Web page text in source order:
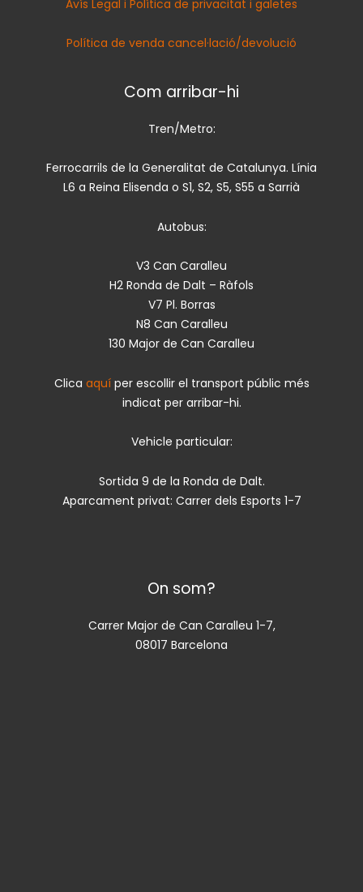
Avís Legal i Política de privacitat i galetes
Política de venda cancel·lació/devolució
Com arribar-hi
Tren/Metro:
Ferrocarrils de la Generalitat de Catalunya. Línia
L6 a Reina Elisenda o S1, S2, S5, S55 a Sarrià
Autobus:
V3 Can Caralleu
H2 Ronda de Dalt – Ràfols
V7 Pl. Borras
N8 Can Caralleu
130 Major de Can Caralleu
Clica aquí per escollir el transport públic més
indicat per arribar-hi.
Vehicle particular:
Sortida 9 de la Ronda de Dalt.
Aparcament privat: Carrer dels Esports 1-7
On som?
Carrer Major de Can Caralleu 1-7,
08017 Barcelona